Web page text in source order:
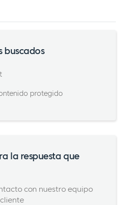
buscados
protegido
la respuesta que
con nuestro equipo